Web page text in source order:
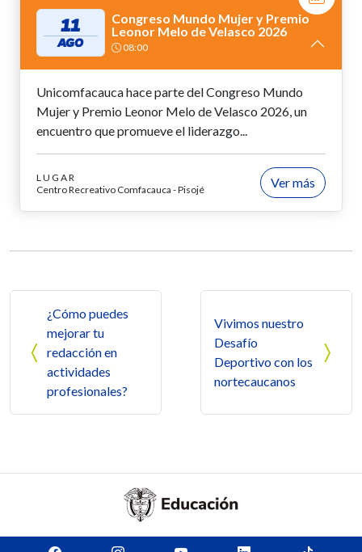
11
AGO
Congreso Mundo Mujer y Premio
Leonor Melo de Velasco 2026
08:00
Unicomfacauca hace parte del Congreso Mundo
Mujer y Premio Leonor Melo de Velasco 2026, un
encuentro que promueve el liderazgo...
LUGAR
Centro Recreativo Comfacauca - Pisojé
Ver más
¿Cómo puedes
mejorar tu
redacción en
actividades
profesionales?
Vivimos nuestro
Desafío
Deportivo con los
nortecaucanos